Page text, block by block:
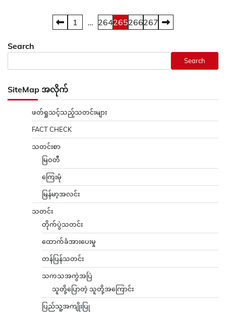
pagination
1 … 264265266267
Search
Search
SiteMap အလိုက်
ဖတ်ရှုသင့်သည့်သတင်းများ
FACT CHECK
သတင်းစာ
မြဝတီ
ကြေးမုံ
မြန်မာ့အလင်း
သတင်း
တိုက်ပွဲသတင်း
ထောက်ခံအားပေးမှု
တန်ပြန်သတင်း
သကသအကွဲအပြဲ
သူတို့ပြောတဲ့ သူတို့အကြောင်း
ပြည်သူ့အကျိုးပြု